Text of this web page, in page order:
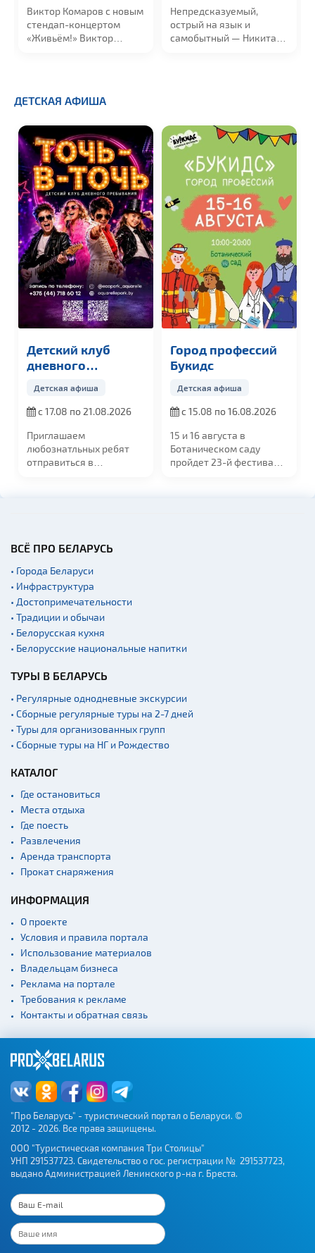
Виктор Комаров с новым
стендап-концертом
«Живьём!» Виктор
Непредсказуемый,
острый на язык и
самобытный — Никита
ДЕТСКАЯ АФИША
Детский клуб
дневного
«Точь-в-точь»
Детская афиша
с 17.08 по 21.08.2026
Приглашаем
любознатльных ребят
отправиться в
Город профессий
Букидс
Детская афиша
с 15.08 по 16.08.2026
15 и 16 августа в
Ботаническом саду
пройдет 23-й фестиваль
ВСЁ ПРО БЕЛАРУСЬ
• Города Беларуси
• Инфраструктура
• Достопримечательности
• Традиции и обычаи
• Белорусская кухня
• Белорусские национальные напитки
ТУРЫ В БЕЛАРУСЬ
• Регулярные однодневные экскурсии
• Сборные регулярные туры на 2-7 дней
• Туры для организованных групп
• Сборные туры на НГ и Рождество
КАТАЛОГ
Где остановиться
Места отдыха
Где поесть
Развлечения
Аренда транспорта
Прокат снаряжения
ИНФОРМАЦИЯ
О проекте
Условия и правила портала
Использование материалов
Владельцам бизнеса
Реклама на портале
Требования к рекламе
Контакты и обратная связь
"Про Беларусь" - туристический портал о Беларуси. ©
2012 - 2026. Все права защищены.
ООО "Туристическая компания Три Столицы"
УНП 291537723. Свидетельство о гос. регистрации № 291537723,
выдано Администрацией Ленинского р-на г. Бреста.